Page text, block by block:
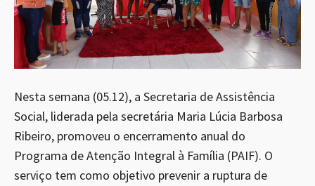
Nesta semana (05.12), a Secretaria de Assistência
Social, liderada pela secretária Maria Lúcia Barbosa
Ribeiro, promoveu o encerramento anual do
Programa de Atenção Integral à Família (PAIF). O
serviço tem como objetivo prevenir a ruptura de